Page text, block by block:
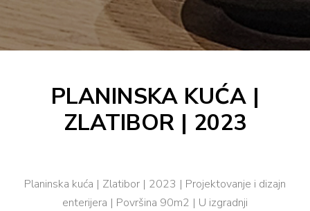
PLANINSKA KUĆA |
ZLATIBOR | 2023
Planinska kuća | Zlatibor | 2023 | Projektovanje i dizajn
enterijera | Površina 90m2 | U izgradnji